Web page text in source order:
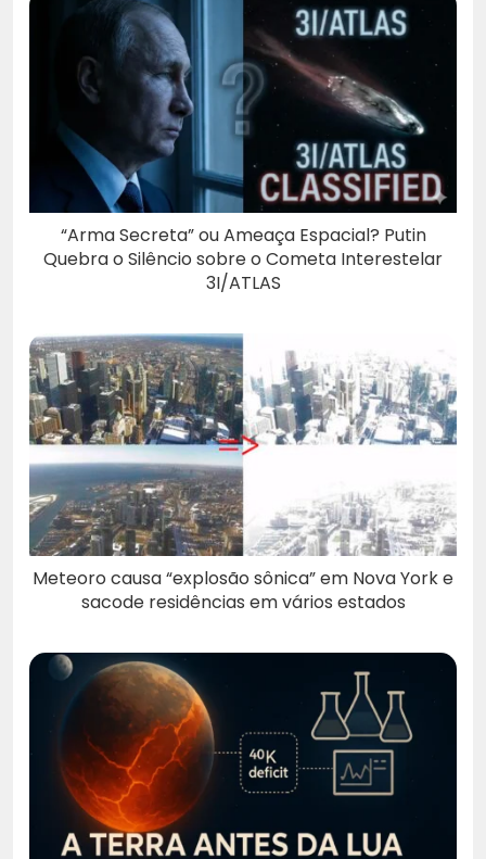
“Arma Secreta” ou Ameaça Espacial? Putin
Quebra o Silêncio sobre o Cometa Interestelar
3I/ATLAS
Meteoro causa “explosão sônica” em Nova York e
sacode residências em vários estados